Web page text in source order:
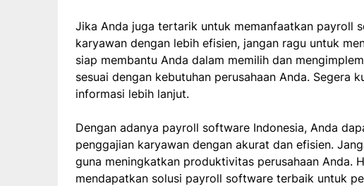
Jika Anda juga tertarik untuk memanfaatkan payroll
karyawan dengan lebih efisien, jangan ragu untuk
siap membantu Anda dalam memilih dan
sesuai dengan kebutuhan perusahaan Anda. Segera
informasi lebih lanjut.
Dengan adanya payroll software Indonesia, Anda
penggajian karyawan dengan akurat dan efisien.
guna meningkatkan produktivitas perusahaan Anda.
mendapatkan solusi payroll software terbaik untuk